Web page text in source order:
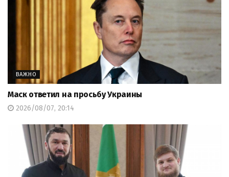
ВАЖНО
Маск ответил на просьбу Украины
2026/08/07, 20:14